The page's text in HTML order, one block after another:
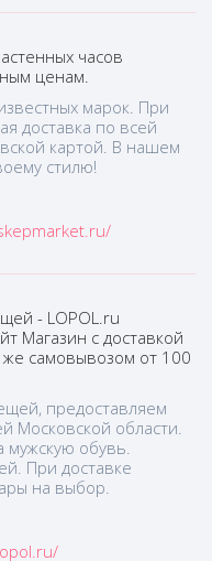
часов
ценам.
марок. При
доставка по всей
картой. В нашем
стилю!
- LOPOL.ru
Магазин с доставкой
же самовывозом от 100
предоставляем
Московской области.
обувь.
При доставке
на выбор.